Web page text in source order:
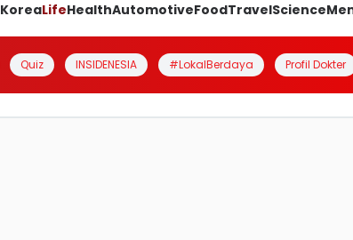
KoreaLifeHealthAutomotiveFoodTravelScience
Quiz INSIDENESIA #LokalBerdaya Profil Dokter